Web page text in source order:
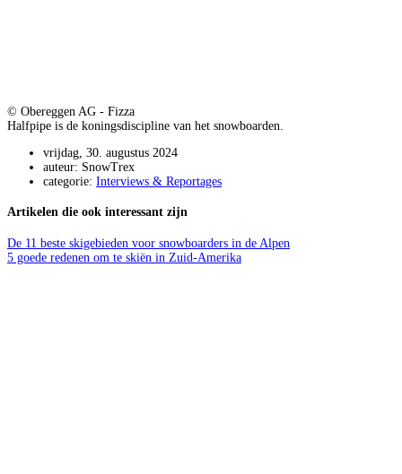
© Obereggen AG - Fizza
Halfpipe is de koningsdiscipline van het snowboarden.
vrijdag, 30. augustus 2024
auteur: SnowTrex
categorie: Interviews & Reportages
Artikelen die ook interessant zijn
De 11 beste skigebieden voor snowboarders in de Alpen
5 goede redenen om te skiën in Zuid-Amerika